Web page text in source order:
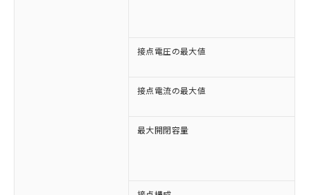
接点電圧の最大値
接点電流の最大値
最大開閉容量